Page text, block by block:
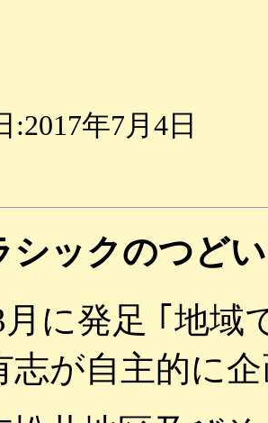
:2017年7月4日
シックのつど
月に発足 ｢地域
志が自主的に